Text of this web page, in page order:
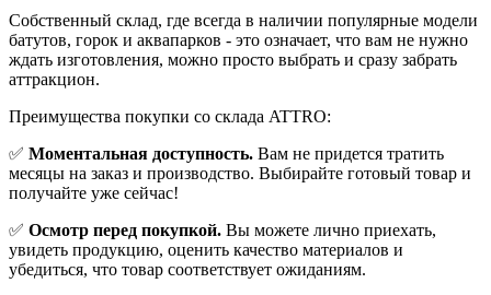
Cобственный склад, где всегда в наличии популярные модели
батутов, горок и аквапарков - это означает, что вам не нужно
ждать изготовления, можно просто выбрать и сразу забрать
аттракцион.
Преимущества покупки со склада ATTRO:
✅ Моментальная доступность. Вам не придется тратить
месяцы на заказ и производство. Выбирайте готовый товар и
получайте уже сейчас!
✅ Осмотр перед покупкой. Вы можете лично приехать,
увидеть продукцию, оценить качество материалов и
убедиться, что товар соответствует ожиданиям.